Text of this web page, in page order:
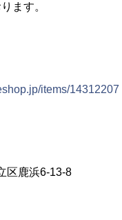
ます。
items/14312207
鹿浜6-13-8